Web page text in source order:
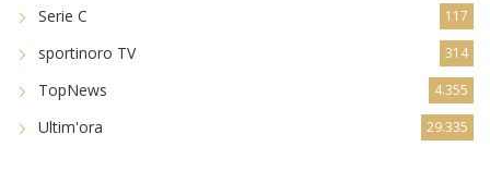
Serie C 117
sportinoro TV 314
TopNews 4.355
Ultim'ora 29.335